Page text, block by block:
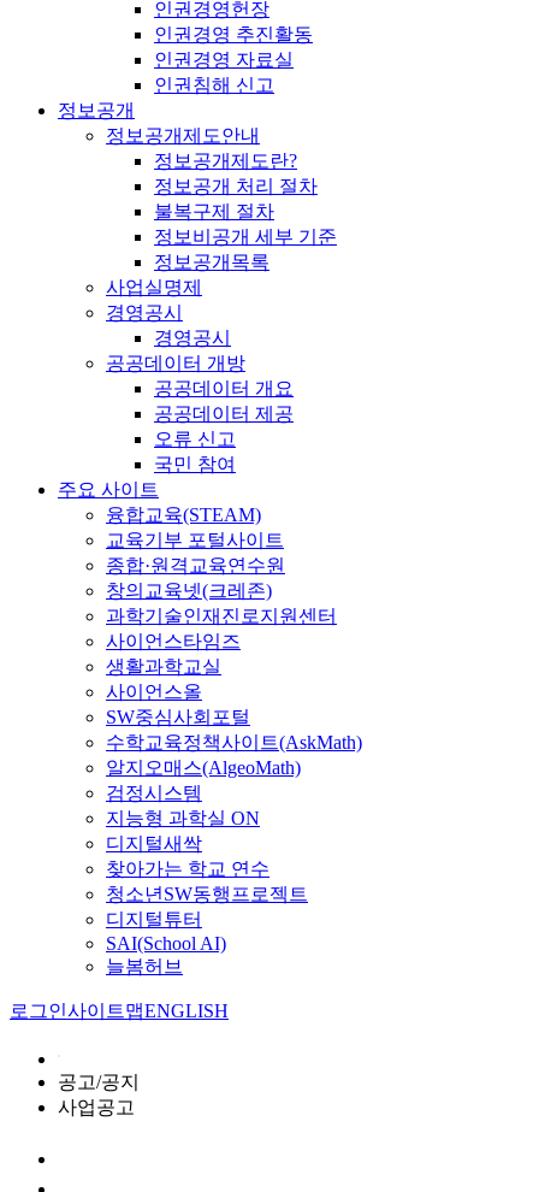
인권경영헌장
인권경영 추진활동
인권경영 자료실
인권침해 신고
정보공개
정보공개제도안내
정보공개제도란?
정보공개 처리 절차
불복구제 절차
정보비공개 세부 기준
정보공개목록
사업실명제
경영공시
경영공시
공공데이터 개방
공공데이터 개요
공공데이터 제공
오류 신고
국민 참여
주요 사이트
융합교육(STEAM)
교육기부 포털사이트
종합·원격교육연수원
창의교육넷(크레존)
과학기술인재진로지원센터
사이언스타임즈
생활과학교실
사이언스올
SW중심사회포털
수학교육정책사이트(AskMath)
알지오매스(AlgeoMath)
검정시스템
지능형 과학실 ON
디지털새싹
찾아가는 학교 연수
청소년SW동행프로젝트
디지털튜터
SAI(School AI)
늘봄허브
로그인사이트맵ENGLISH
공고/공지
사업공고